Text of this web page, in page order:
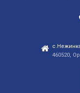
и это
460520,